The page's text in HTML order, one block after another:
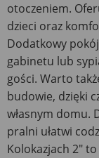
otoczeniem.
dzieci oraz
Dodatkowy
gabinetu lub
gości. Warto
budowie, dzięki
własnym domu.
pralni ułatwi
Kolokazjach 2"